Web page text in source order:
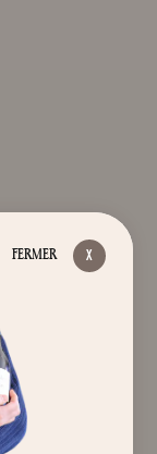
FERMER